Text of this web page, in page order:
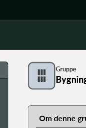
Gruppe
Om denne